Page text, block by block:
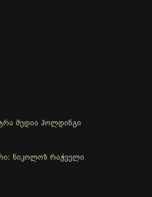
მედია ჰოლდინგი
ნიკოლოზ რაჭველი